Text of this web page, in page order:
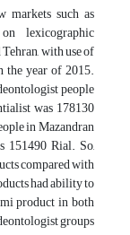
markets such as
lexicographic
with use of
year of 2015.
people
was 178130
in Mazandran
151490 Rial. So,
compared with
had ability to
product in both
groups